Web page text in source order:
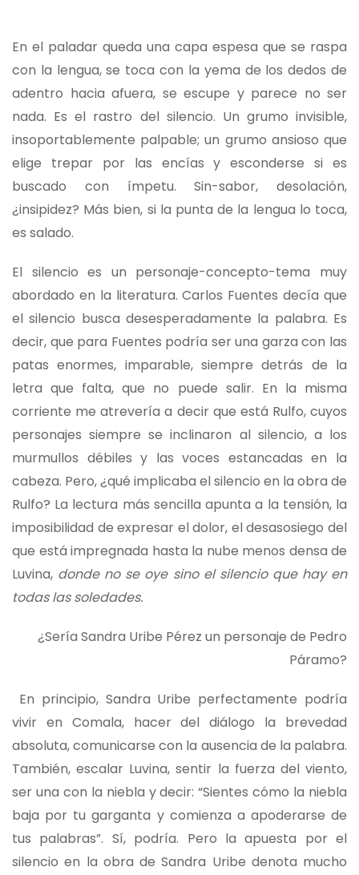
En el paladar queda una capa espesa que se raspa
con la lengua, se toca con la yema de los dedos de
adentro hacia afuera, se escupe y parece no ser
nada. Es el rastro del silencio. Un grumo invisible,
insoportablemente palpable; un grumo ansioso que
elige trepar por las encías y esconderse si es
buscado con ímpetu. Sin-sabor, desolación,
¿insipidez? Más bien, si la punta de la lengua lo toca,
es salado.
El silencio es un personaje-concepto-tema muy
abordado en la literatura. Carlos Fuentes decía que
el silencio busca desesperadamente la palabra. Es
decir, que para Fuentes podría ser una garza con las
patas enormes, imparable, siempre detrás de la
letra que falta, que no puede salir. En la misma
corriente me atrevería a decir que está Rulfo, cuyos
personajes siempre se inclinaron al silencio, a los
murmullos débiles y las voces estancadas en la
cabeza. Pero, ¿qué implicaba el silencio en la obra de
Rulfo? La lectura más sencilla apunta a la tensión, la
imposibilidad de expresar el dolor, el desasosiego del
que está impregnada hasta la nube menos densa de
Luvina, donde no se oye sino el silencio que hay en
todas las soledades.
¿Sería Sandra Uribe Pérez un personaje de Pedro
Páramo?
En principio, Sandra Uribe perfectamente podría
vivir en Comala, hacer del diálogo la brevedad
absoluta, comunicarse con la ausencia de la palabra.
También, escalar Luvina, sentir la fuerza del viento,
ser una con la niebla y decir: “Sientes cómo la niebla
baja por tu garganta y comienza a apoderarse de
tus palabras”. Sí, podría. Pero la apuesta por el
silencio en la obra de Sandra Uribe denota mucho